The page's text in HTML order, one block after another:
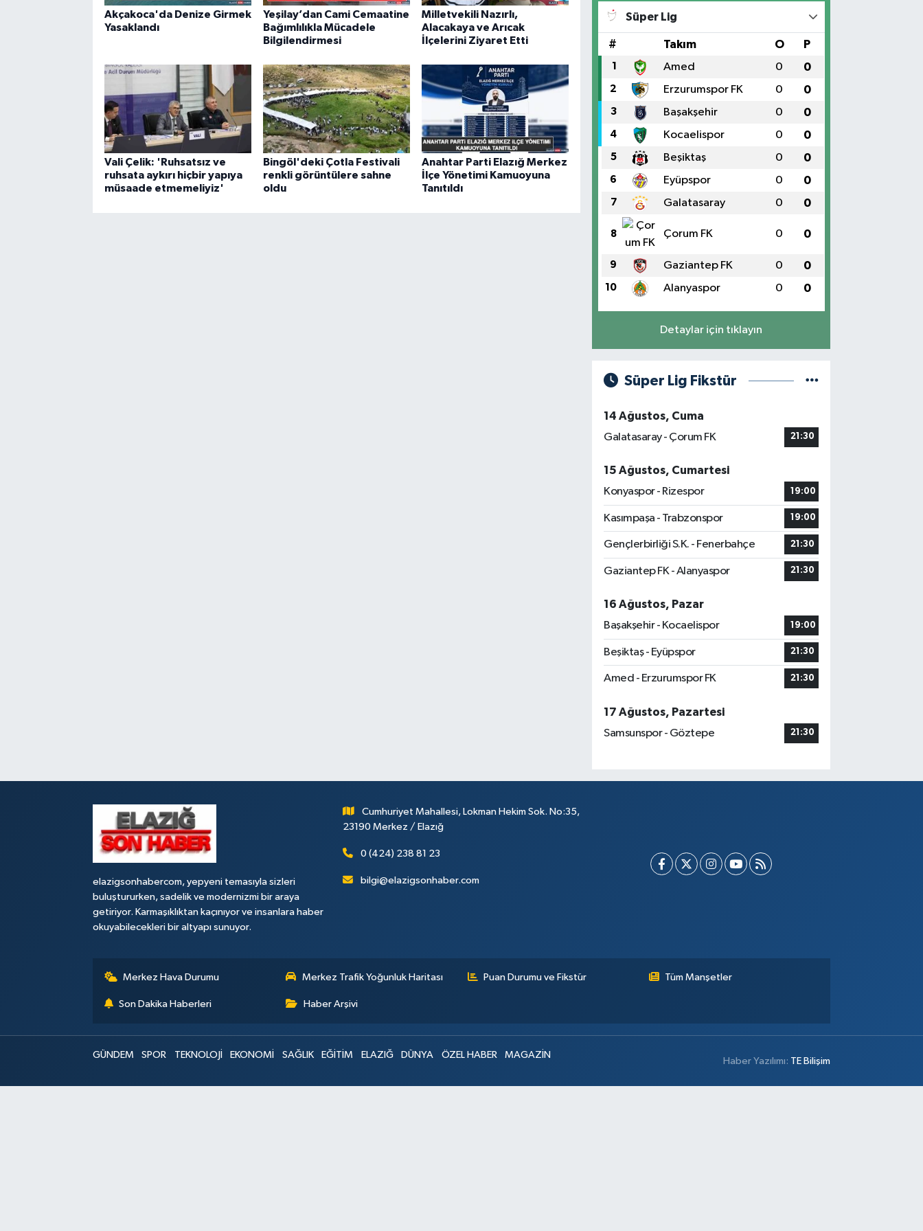
Akçakoca'da Denize Girmek
Yasaklandı
Yeşilay’dan Cami Cemaatine
Bağımlılıkla Mücadele
Bilgilendirmesi
Milletvekili Nazırlı,
Alacakaya ve Arıcak
İlçelerini Ziyaret Etti
Vali Çelik: 'Ruhsatsız ve
ruhsata aykırı hiçbir yapıya
müsaade etmemeliyiz'
Bingöl'deki Çotla Festivali
renkli görüntülere sahne
oldu
Anahtar Parti Elazığ Merkez
İlçe Yönetimi Kamuoyuna
Tanıtıldı
FIRAT ÜNÜVERSİTESİ HASTANESİNİN KARŞISI TRAFİK
IŞIKLARININ YANI Üniversite Mah.Yunus Emre Bulvarı
No:2 A
Süper Lig
# Takım O P
1 Amed 0 0
2 Erzurumspor FK 0 0
3 Başakşehir 0 0
4 Kocaelispor 0 0
5 Beşiktaş 0 0
6 Eyüpspor 0 0
7 Galatasaray 0 0
8 Çorum FK 0 0
9 Gaziantep FK 0 0
10 Alanyaspor 0 0
Detaylar için tıklayın
Süper Lig Fikstür
14 Ağustos, Cuma
Galatasaray - Çorum FK
21:30
15 Ağustos, Cumartesi
Konyaspor - Rizespor
19:00
Kasımpaşa - Trabzonspor 19:00
Gençlerbirliği S.K. - Fenerbahçe 21:30
Gaziantep FK - Alanyaspor 21:30
16 Ağustos, Pazar
Başakşehir - Kocaelispor
19:00
Beşiktaş - Eyüpspor 21:30
Amed - Erzurumspor FK 21:30
17 Ağustos, Pazartesi
Samsunspor - Göztepe
21:30
elazigsonhabercom, yepyeni temasıyla sizleri
buluştururken, sadelik ve modernizmi bir araya
getiriyor. Karmaşıklıktan kaçınıyor ve insanlara haber
okuyabilecekleri bir altyapı sunuyor.
Cumhuriyet Mahallesi, Lokman Hekim Sok. No:35,
23190 Merkez / Elazığ
0 (424) 238 81 23
bilgi@elazigsonhaber.com
Merkez Hava Durumu Merkez Trafik Yoğunluk Haritası Puan Durumu ve Fikstür Tüm Manşetler
Son Dakika Haberleri Haber Arşivi
GÜNDEM SPOR TEKNOLOJİ EKONOMİ SAĞLIK EĞİTİM ELAZIĞ DÜNYA ÖZEL HABER MAGAZİN
Haber Yazılımı: TE Bilişim